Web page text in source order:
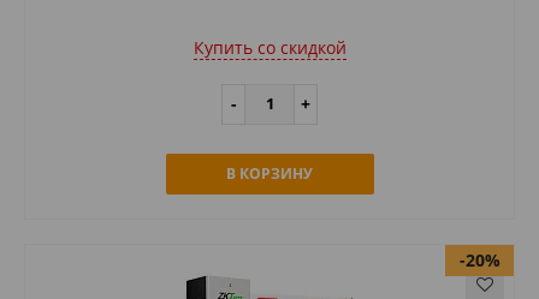
Купить cо скидкой
В КОРЗИНУ
-20%